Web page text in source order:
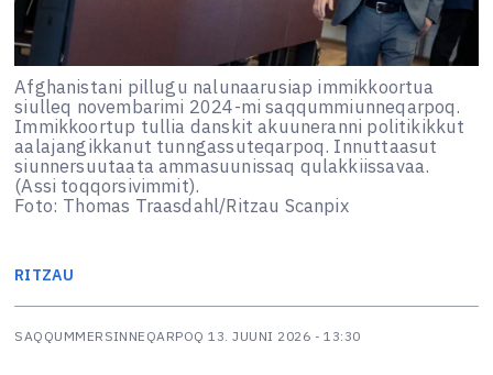
Afghanistani pillugu nalunaarusiap immikkoortua
siulleq novembarimi 2024-mi saqqummiunneqarpoq.
Immikkoortup tullia danskit akuuneranni politikikkut
aalajangikkanut tunngassuteqarpoq. Innuttaasut
siunnersuutaata ammasuunissaq qulakkiissavaa.
(Assi toqqorsivimmit).
Foto: Thomas Traasdahl/Ritzau Scanpix
RITZAU
SAQQUMMERSINNEQARPOQ 13. JUUNI 2026 - 13:30